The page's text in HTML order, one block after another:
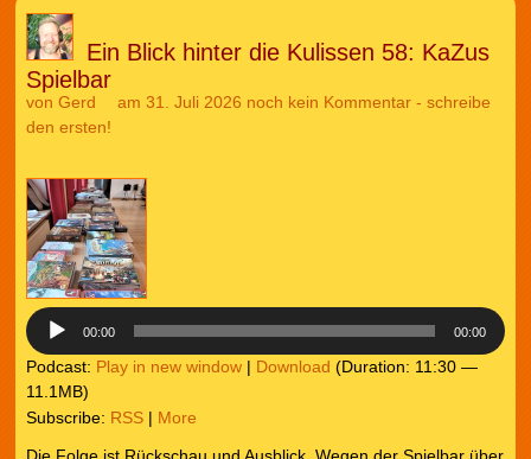
Ein Blick hinter die Kulissen 58: KaZus
Spielbar
von Gerd am 31. Juli 2026 noch kein Kommentar - schreibe
den ersten!
00:00 00:00
Podcast: Play in new window| Download (Duration: 11:30 —
11.1MB)
Subscribe: RSS| More